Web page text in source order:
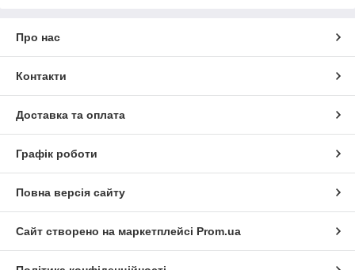
Про нас
Контакти
Доставка та оплата
Графік роботи
Повна версія сайту
Сайт створено на маркетплейсі Prom.ua